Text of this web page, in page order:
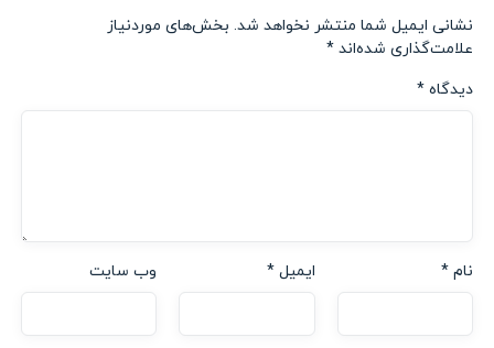
نشانی ایمیل شما منتشر نخواهد شد. بخش‌های موردنیاز
علامت‌گذاری شده‌اند *
دیدگاه *
نام * ایمیل* وب‌ سایت